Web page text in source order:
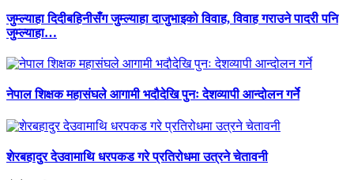
जुम्ल्याहा दिदीबहिनीसँग जुम्ल्याहा दाजुभाइको विवाह, विवाह गराउने पादरी पनि
जुम्ल्याहा…
नेपाल शिक्षक महासंघले आगामी भदौदेखि पुनः देशव्यापी आन्दोलन गर्ने
शेरबहादुर देउवामाथि धरपकड गरे प्रतिरोधमा उत्रने चेतावनी